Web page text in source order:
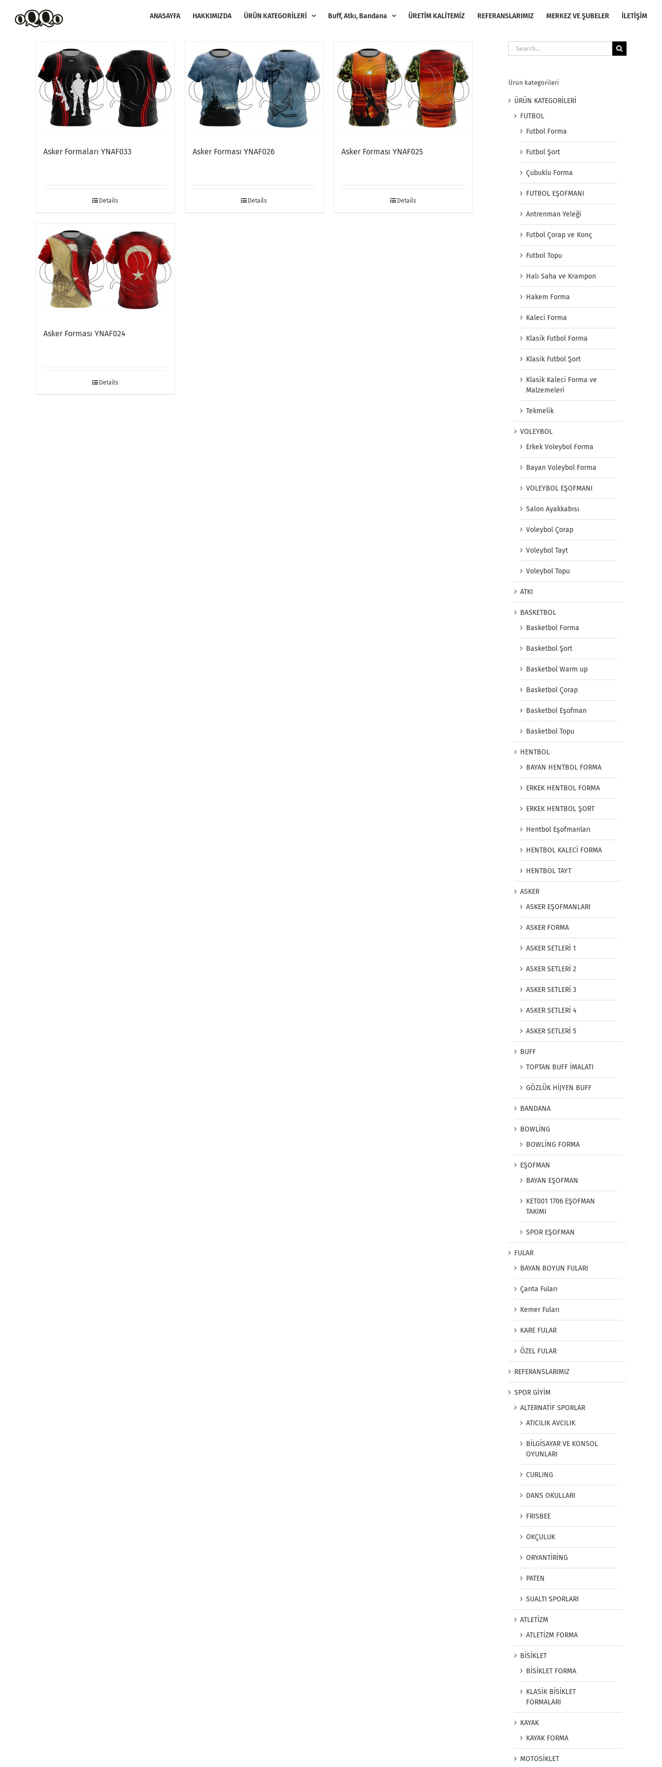
content
ANASAYFA HAKKIMIZDA ÜRÜN KATEGORİLERİ Buff, Atkı, Bandana ÜRETİM KALİTEMİZ REFERANSLARIMIZ MERKEZ VE ŞUBELER İLETİŞİM
Asker Formaları YNAF033
Details
Asker Forması YNAF026
Details
Asker Forması YNAF025
Details
Asker Forması YNAF024
Details
Search
for:
Ürün kategorileri
ÜRÜN KATEGORİLERİ
FUTBOL
Futbol Forma
Futbol Şort
Çubuklu Forma
FUTBOL EŞOFMANI
Antrenman Yeleği
Futbol Çorap ve Konç
Futbol Topu
Halı Saha ve Krampon
Hakem Forma
Kaleci Forma
Klasik Futbol Forma
Klasik Futbol Şort
Klasik Kaleci Forma ve
Malzemeleri
Tekmelik
VOLEYBOL
Erkek Voleybol Forma
Bayan Voleybol Forma
VOLEYBOL EŞOFMANI
Salon Ayakkabısı
Voleybol Çorap
Voleybol Tayt
Voleybol Topu
ATKI
BASKETBOL
Basketbol Forma
Basketbol Şort
Basketbol Warm up
Basketbol Çorap
Basketbol Eşofman
Basketbol Topu
HENTBOL
BAYAN HENTBOL FORMA
ERKEK HENTBOL FORMA
ERKEK HENTBOL ŞORT
Hentbol Eşofmanları
HENTBOL KALECİ FORMA
HENTBOL TAYT
ASKER
ASKER EŞOFMANLARI
ASKER FORMA
ASKER SETLERİ 1
ASKER SETLERİ 2
ASKER SETLERİ 3
ASKER SETLERİ 4
ASKER SETLERİ 5
BUFF
TOPTAN BUFF İMALATI
GÖZLÜK HİJYEN BUFF
BANDANA
BOWLİNG
BOWLİNG FORMA
EŞOFMAN
BAYAN EŞOFMAN
KET001 1706 EŞOFMAN
TAKIMI
SPOR EŞOFMAN
FULAR
BAYAN BOYUN FULARI
Çanta Fuları
Kemer Fuları
KARE FULAR
ÖZEL FULAR
REFERANSLARIMIZ
SPOR GİYİM
ALTERNATİF SPORLAR
ATICILIK AVCILIK
BİLGİSAYAR VE KONSOL
OYUNLARI
CURLING
DANS OKULLARI
FRISBEE
OKÇULUK
ORYANTİRİNG
PATEN
SUALTI SPORLARI
ATLETİZM
ATLETİZM FORMA
BİSİKLET
BİSİKLET FORMA
KLASİK BİSİKLET
FORMALARI
KAYAK
KAYAK FORMA
MOTOSİKLET